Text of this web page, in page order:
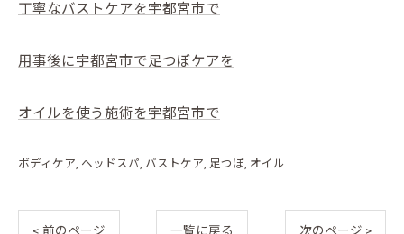
丁寧なバストケアを宇都宮市で
用事後に宇都宮市で足つぼケアを
オイルを使う施術を宇都宮市で
ボディケア ヘッドスパ バストケア 足つぼ オイル
< 前のページ 一覧に戻る 次のページ >